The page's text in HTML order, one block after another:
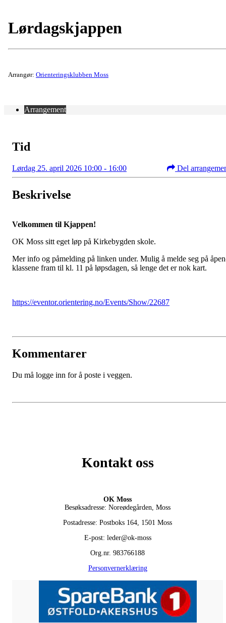
Lørdagskjappen
Arrangør: Orienteringsklubben Moss
Arrangement
Tid
Lørdag 25. april 2026 10:00 - 16:00 Del
Beskrivelse
Velkommen til Kjappen!
OK Moss sitt eget løp på Kirkebygden skole.
Mer info og påmelding på linken under. Mulig å melde seg på
klassene fram til kl. 11 på løpsdagen, så lenge det er nok kart.
https://eventor.orientering.no/Events/Show/22687
Kommentarer
Du må logge inn for å poste i veggen.
Kontakt oss
OK Moss
Besøksadresse: Noreødegården, Moss
Postadresse: Postboks 164, 1501 Moss
E-post: leder@ok-moss
Org.nr. 983766188
Personvernerklæring